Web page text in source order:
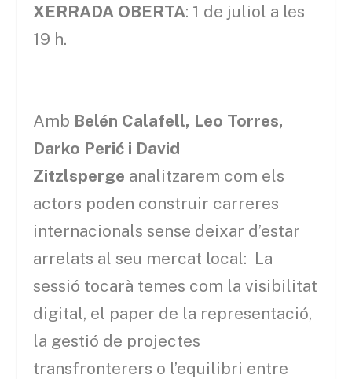
XERRADA OBERTA: 1 de juliol a les
19 h.
Amb Belén Calafell, Leo Torres,
Darko Perić i David
Zitzlsperge analitzarem com els
actors poden construir carreres
internacionals sense deixar d’estar
arrelats al seu mercat local: La
sessió tocarà temes com la visibilitat
digital, el paper de la representació,
la gestió de projectes
transfronterers o l’equilibri entre